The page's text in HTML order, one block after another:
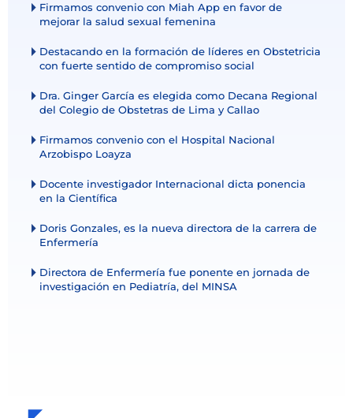
Firmamos convenio con Miah App en favor de
mejorar la salud sexual femenina
Destacando en la formación de líderes en Obstetricia
con fuerte sentido de compromiso social
Dra. Ginger García es elegida como Decana Regional
del Colegio de Obstetras de Lima y Callao
Firmamos convenio con el Hospital Nacional
Arzobispo Loayza
Docente investigador Internacional dicta ponencia
en la Científica
Doris Gonzales, es la nueva directora de la carrera de
Enfermería
Directora de Enfermería fue ponente en jornada de
investigación en Pediatría, del MINSA